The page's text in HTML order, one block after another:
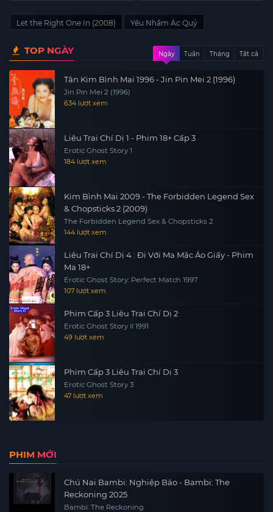
Let the Right One In (2008) Yêu Nhầm Ác Quỷ
TOP NGÀY Ngày Tuần Tháng Tất cả
Tân Kim Bình Mai 1996 - Jin Pin Mei 2 (1996)
Jin Pin Mei 2 (1996)
634 lượt xem
Liêu Trai Chí Dị 1 - Phim 18+ Cấp 3
Erotic Ghost Story 1
184 lượt xem
Kim Bình Mai 2009 - The Forbidden Legend Sex
& Chopsticks 2 (2009)
The Forbidden Legend Sex & Chopsticks 2
144 lượt xem
Liêu Trai Chí Dị 4 : Đi Với Ma Mặc Áo Giấy - Phim
Ma 18+
Erotic Ghost Story: Perfect Match 1997
107 lượt xem
Phim Cấp 3 Liêu Trai Chí Dị 2
Erotic Ghost Story II 1991
49 lượt xem
Phim Cấp 3 Liêu Trai Chí Dị 3
Erotic Ghost Story 3
47 lượt xem
PHIM MỚI
Chú Nai Bambi: Nghiệp Báo - Bambi: The
Reckoning 2025
Bambi: The Reckoning